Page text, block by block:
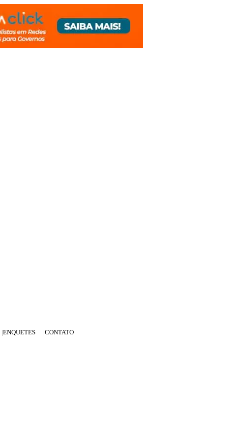
ENQUETES
CONTATO